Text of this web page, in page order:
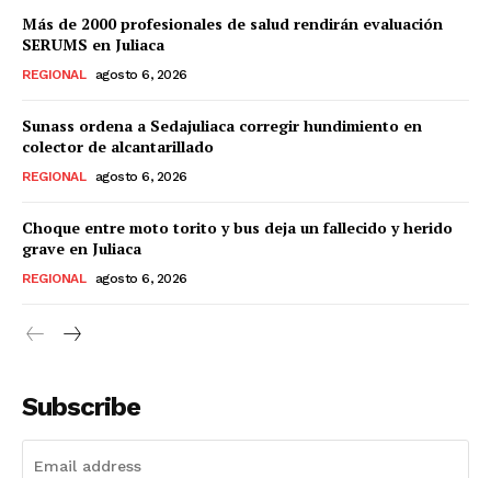
Más de 2000 profesionales de salud rendirán evaluación
SERUMS en Juliaca
REGIONAL agosto 6, 2026
Sunass ordena a Sedajuliaca corregir hundimiento en
colector de alcantarillado
REGIONAL agosto 6, 2026
Choque entre moto torito y bus deja un fallecido y herido
grave en Juliaca
REGIONAL agosto 6, 2026
Subscribe